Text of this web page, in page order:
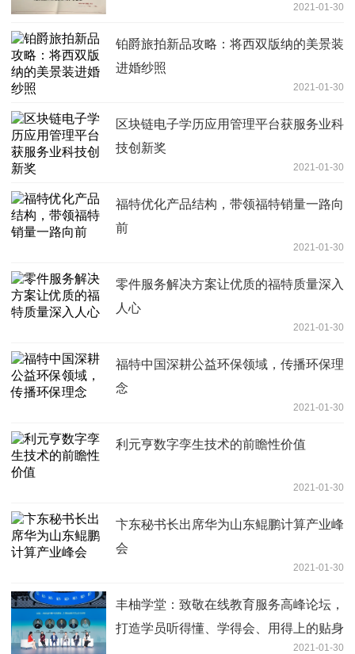
2021-01-30
铂爵旅拍新品攻略：将西双版纳的美景装
进婚纱照
2021-01-30
区块链电子学历应用管理平台获服务业科
技创新奖
2021-01-30
福特优化产品结构，带领福特销量一路向
前
2021-01-30
零件服务解决方案让优质的福特质量深入
人心
2021-01-30
福特中国深耕公益环保领域，传播环保理
念
2021-01-30
利元亨数字孪生技术的前瞻性价值
2021-01-30
卞东秘书长出席华为山东鲲鹏计算产业峰
会
2021-01-30
丰柚学堂：致敬在线教育服务高峰论坛，
打造学员听得懂、学得会、用得上的贴身
2021-01-30